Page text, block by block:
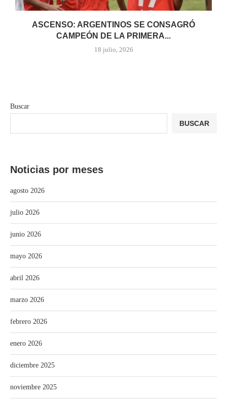
ASCENSO: ARGENTINOS SE CONSAGRÓ
CAMPEÓN DE LA PRIMERA...
18 julio, 2026
Buscar
BUSCAR
Noticias por meses
agosto 2026
julio 2026
junio 2026
mayo 2026
abril 2026
marzo 2026
febrero 2026
enero 2026
diciembre 2025
noviembre 2025